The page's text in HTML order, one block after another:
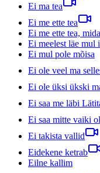
Ei ma tea
Ei me ette tea
Ei me ette tea,
Ei meelest läe mul
Ei mul pole mõisa
Ei ole veel ma
Ei ole üksi ükski
Ei saa me läbi
Ei saa mitte vaiki
Ei takista vallid
Eidekene ketrab
Eilne kallim